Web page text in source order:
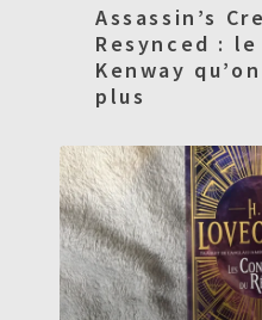
Assassin’s
Resynced :
Kenway
plus